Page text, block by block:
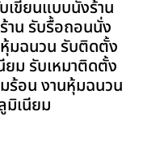
เขียนแบบนั่งร้าน
าน รับรื้อถอนนั่ง
หุ้มฉนวน รับติดตั้ง
ม รับเหมาติดตั้ง
ร้อน งานหุ้มฉนวน
มิเนียม